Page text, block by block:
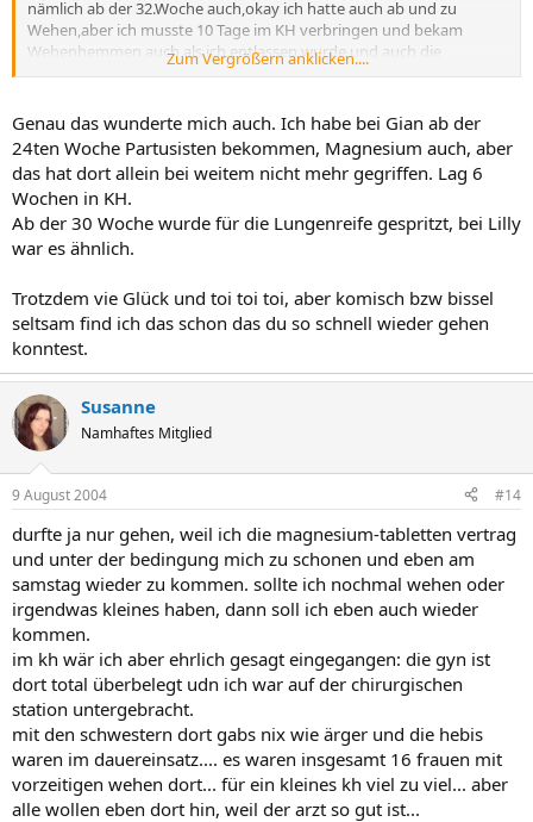
nämlich ab der 32.Woche auch,okay ich hatte auch ab und zu
Wehen,aber ich musste 10 Tage im KH verbringen und bekam
Wehenhemmen,auch als ich entlassen wurde und auch die
Lungenreifespritzen fürs Kind,weil bei mir der Gebärmutterhals
Na,dan will ich mal :druecker ,daß die Kleine wenisgtens bis zur
37.Woche durchhält :druecker
Zum Vergrößern anklicken....
Genau das wunderte mich auch. Ich habe bei Gian ab der
24ten Woche Partusisten bekommen, Magnesium auch, aber
das hat dort allein bei weitem nicht mehr gegriffen. Lag 6
Wochen in KH.
Ab der 30 Woche wurde für die Lungenreife gespritzt, bei Lilly
war es ähnlich.
Trotzdem vie Glück und toi toi toi, aber komisch bzw bissel
seltsam find ich das schon das du so schnell wieder gehen
konntest.
Susanne
Namhaftes Mitglied
9 August 2004 #14
durfte ja nur gehen, weil ich die magnesium-tabletten vertrag
und unter der bedingung mich zu schonen und eben am
samstag wieder zu kommen. sollte ich nochmal wehen oder
irgendwas kleines haben, dann soll ich eben auch wieder
kommen.
im kh wär ich aber ehrlich gesagt eingegangen: die gyn ist
dort total überbelegt udn ich war auf der chirurgischen
station untergebracht.
mit den schwestern dort gabs nix wie ärger und die hebis
waren im dauereinsatz.... es waren insgesamt 16 frauen mit
vorzeitigen wehen dort... für ein kleines kh viel zu viel... aber
alle wollen eben dort hin, weil der arzt so gut ist...